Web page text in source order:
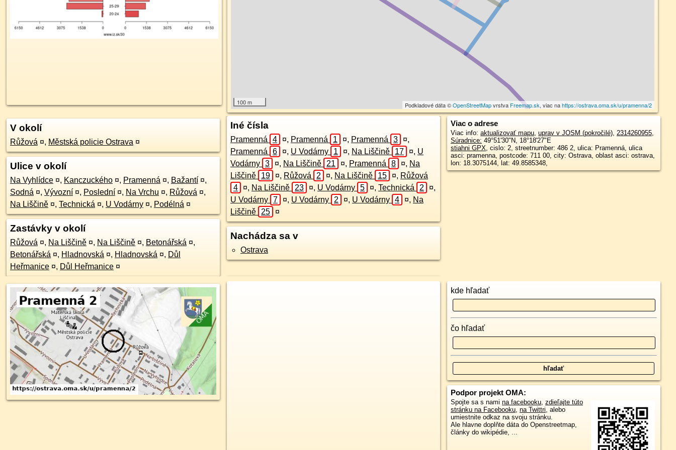
100 m Podkladové dáta ©OpenStreetMapvrstva Freemap.sk, viac nahttps://ostrava.oma.sk/u/pramenna/2
V okolí
Růžová ¤, Městská policie Ostrava ¤
Ulice v okolí
Na Vyhlídce ¤, Kanczuckého ¤, Pramenná ¤, Bažantí ¤,
Sodná ¤, Vývozní ¤, Poslední ¤, Na Vrchu ¤, Růžová ¤,
Na Liščině ¤, Technická ¤, U Vodárny ¤, Podélná ¤
Zastávky v okolí
Růžová ¤, Na Liščině ¤, Na Liščině ¤, Betonářská ¤,
Betonářská ¤, Hladnovská ¤, Hladnovská ¤, Důl
Heřmanice ¤, Důl Heřmanice ¤
Iné čísla
Pramenná 4 ¤, Pramenná 1 ¤, Pramenná 3 ¤,
Pramenná
6 ¤, U Vodárny 1 ¤, Na Liščině 17 ¤, U
Vodárny 3 ¤, Na Liščině 21 ¤, Pramenná 8 ¤, Na
Liščině
19 ¤, Růžová 2 ¤, Na Liščině 15 ¤, Růžová
4
¤, Na Liščině 23 ¤, U Vodárny 5 ¤, Technická 2 ¤,
U Vodárny 7 ¤, U Vodárny 2 ¤, U Vodárny 4 ¤, Na
Liščině
25 ¤
Nachádza sa v
Ostrava
Viac o adrese
Viac info: aktualizovať mapu, uprav v JOSM (pokročilé), 2314260955,
Súradnice: 49°51'30"N, 18°18'27"E
stiahni GPX, cislo: 2, streetnumber: 486 2, ulica: Pramenná, ulica
asci: pramenna, postcode: 711 00, city: Ostrava, oblast asci: ostrava,
lon: 18.3075144, lat: 49.8585348,
kde hľadať
čo hľadať
Podpor projekt OMA:
Spojte sa s nami na facebooku, zdieľajte túto
stránku na Facebooku, na Twittri, alebo
umiestnite odkaz na svoju stránku.
Ale hlavne doplňte dáta do Openstreetmap,
články do wikipédie, ...